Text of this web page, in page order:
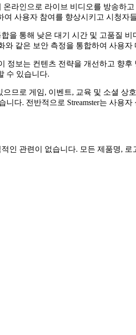
라인으로 라이브 비디오를 방송하
사용자 참여를 향상시키고 시청자
을 통해 낮은 대기 시간 및 고품질
와 같은 보안 측정을 통합하여 사용
정보는 컨텐츠 전략을 개선하고 향
수 있습니다.
므로 게임, 이벤트, 교육 및 소셜 상
다. 전반적으로 Streamster는 사용
인 관련이 없습니다. 모든 제품명,